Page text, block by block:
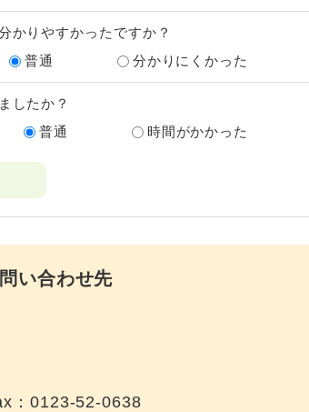
かりやすかったですか？
普通 分かりにくかった
したか？
普通 時間がかかった
い合わせ先
：0123-52-0638